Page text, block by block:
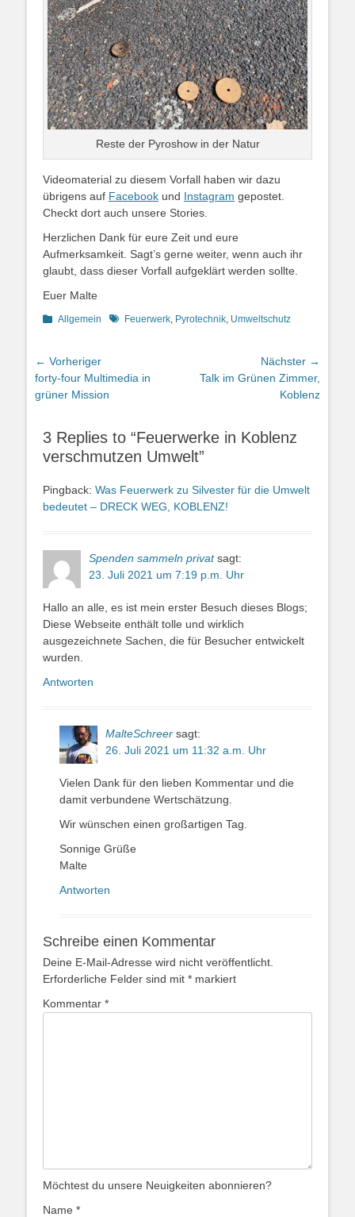
Reste der Pyroshow in der Natur
Videomaterial zu diesem Vorfall haben wir dazu
übrigens auf Facebook und Instagram gepostet.
Checkt dort auch unsere Stories.
Herzlichen Dank für eure Zeit und eure
Aufmerksamkeit. Sagt’s gerne weiter, wenn auch ihr
glaubt, dass dieser Vorfall aufgeklärt werden sollte.
Euer Malte
Kategorien
Allgemein Schlagworte
Feuerwerk, Pyrotechnik, Umweltschutz
Beitragsnavigation
← Vorheriger
Vorheriger
Beitrag:
forty-four Multimedia in
grüner Mission
Nächster →
NächsterTalk im Grünen Zimmer,
Koblenz
3 Replies to “Feuerwerke in Koblenz
verschmutzen Umwelt”
Pingback: Was Feuerwerk zu Silvester für die Umwelt
bedeutet – DRECK WEG, KOBLENZ!
Spenden sammeln privat sagt:
23. Juli 2021 um 7:19 p.m. Uhr
Hallo an alle, es ist mein erster Besuch dieses Blogs;
Diese Webseite enthält tolle und wirklich
ausgezeichnete Sachen, die für Besucher entwickelt
wurden.
Antworten
MalteSchreer sagt:
26. Juli 2021 um 11:32 a.m. Uhr
Vielen Dank für den lieben Kommentar und die
damit verbundene Wertschätzung.
Wir wünschen einen großartigen Tag.
Sonnige Grüße
Malte
Antworten
Schreibe einen Kommentar
Deine E-Mail-Adresse wird nicht veröffentlicht.
Erforderliche Felder sind mit * markiert
Kommentar *
Möchtest du unsere Neuigkeiten abonnieren?
Name *